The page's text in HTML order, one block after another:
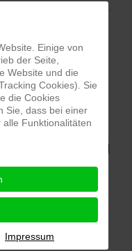
Produktbilder?
es an!
Hintergrund
Bildbearbeitung in
Einige von
der Seite,
Website und die
Cookies). Sie
die Cookies
Sie, dass bei einer
Funktionalitäten
Impressum